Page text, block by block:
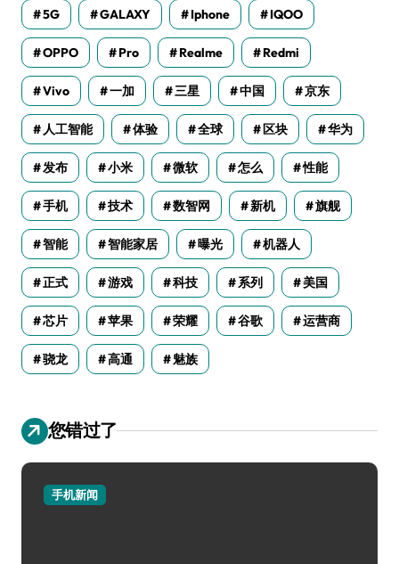
5G GALAXY Iphone IQOO
OPPO Pro Realme Redmi
Vivo 一加 三星 中国 京东
人工智能 体验 全球 区块 华为
发布 小米 微软 怎么 性能
手机 技术 数智网 新机 旗舰
智能 智能家居 曝光 机器人
正式 游戏 科技 系列 美国
芯片 苹果 荣耀 谷歌 运营商
骁龙 高通 魅族
您错过了
手机新闻